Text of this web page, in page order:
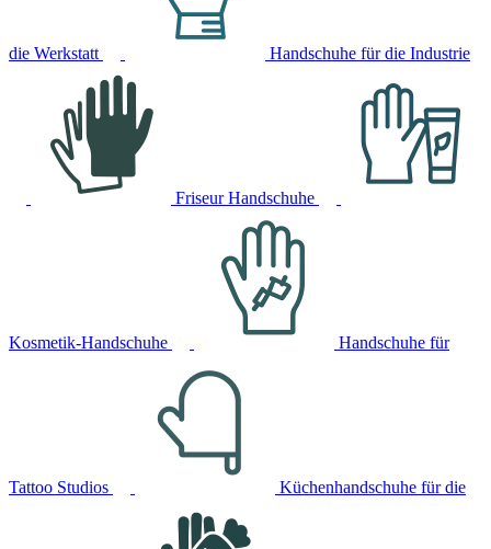
die Werkstatt Handschuhe für die Industrie
Friseur Handschuhe
Kosmetik-Handschuhe Handschuhe für
Tattoo Studios Küchenhandschuhe für die